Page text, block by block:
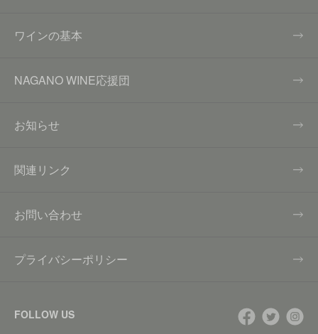
ワインの基本
NAGANO WINE応援団
お知らせ
関連リンク
お問い合わせ
プライバシーポリシー
FOLLOW US